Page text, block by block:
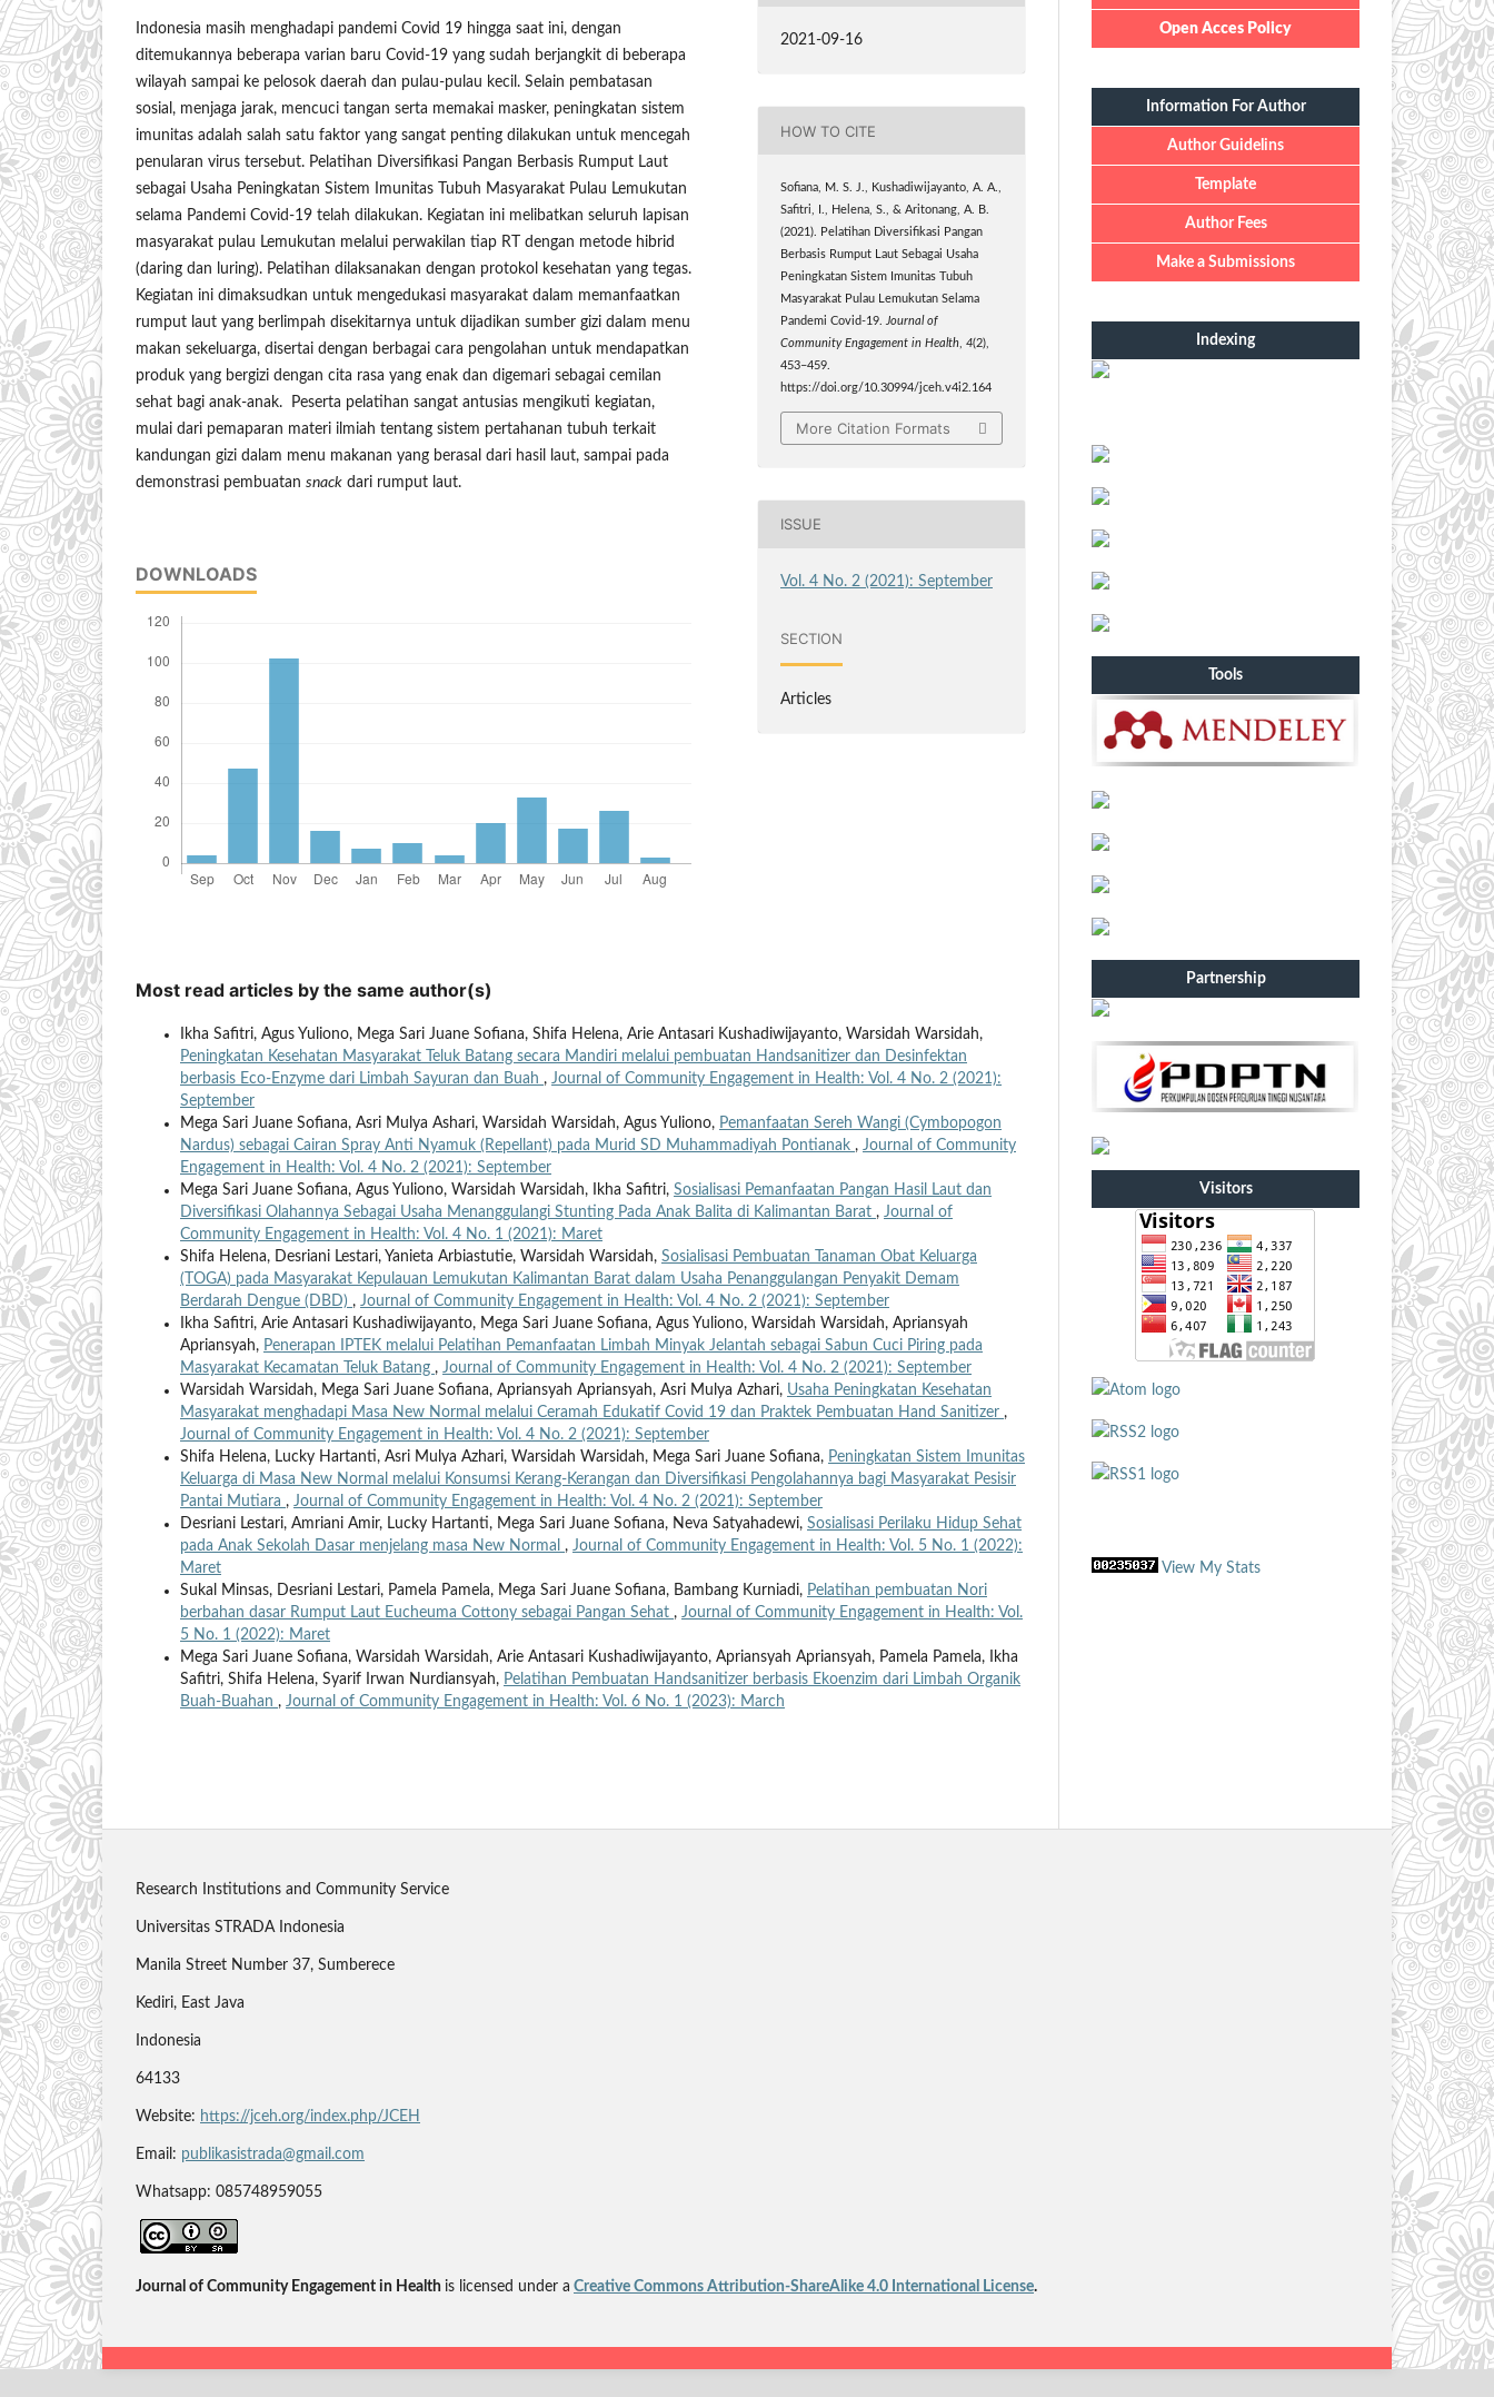
Indonesia masih menghadapi pandemi Covid 19 hingga saat ini, dengan
ditemukannya beberapa varian baru Covid-19 yang sudah berjangkit di beberapa
wilayah sampai ke pelosok daerah dan pulau-pulau kecil. Selain pembatasan
sosial, menjaga jarak, mencuci tangan serta memakai masker, peningkatan sistem
imunitas adalah salah satu faktor yang sangat penting dilakukan untuk mencegah
penularan virus tersebut. Pelatihan Diversifikasi Pangan Berbasis Rumput Laut
sebagai Usaha Peningkatan Sistem Imunitas Tubuh Masyarakat Pulau Lemukutan
selama Pandemi Covid-19 telah dilakukan. Kegiatan ini melibatkan seluruh lapisan
masyarakat pulau Lemukutan melalui perwakilan tiap RT dengan metode hibrid
(daring dan luring). Pelatihan dilaksanakan dengan protokol kesehatan yang tegas.
Kegiatan ini dimaksudkan untuk mengedukasi masyarakat dalam memanfaatkan
rumput laut yang berlimpah disekitarnya untuk dijadikan sumber gizi dalam menu
makan sekeluarga, disertai dengan berbagai cara pengolahan untuk mendapatkan
produk yang bergizi dengan cita rasa yang enak dan digemari sebagai cemilan
sehat bagi anak-anak. Peserta pelatihan sangat antusias mengikuti kegiatan,
mulai dari pemaparan materi ilmiah tentang sistem pertahanan tubuh terkait
kandungan gizi dalam menu makanan yang berasal dari hasil laut, sampai pada
demonstrasi pembuatan snack dari rumput laut.
DOWNLOADS
2021-09-16
HOW TO CITE
Sofiana, M. S. J., Kushadiwijayanto, A. A.,
Safitri, I., Helena, S., & Aritonang, A. B.
(2021). Pelatihan Diversifikasi Pangan
Berbasis Rumput Laut Sebagai Usaha
Peningkatan Sistem Imunitas Tubuh
Masyarakat Pulau Lemukutan Selama
Pandemi Covid-19.Journal of
Community Engagement in Health,4(2),
453–459.
https://doi.org/10.30994/jceh.v4i2.164
More Citation Formats
ISSUE
Vol. 4 No. 2 (2021): September
SECTION
Articles
Most read articles by the same author(s)
Ikha Safitri, Agus Yuliono, Mega Sari Juane Sofiana, Shifa Helena, Arie Antasari Kushadiwijayanto, Warsidah Warsidah,
Peningkatan Kesehatan Masyarakat Teluk Batang secara Mandiri melalui pembuatan Handsanitizer dan Desinfektan
berbasis Eco-Enzyme dari Limbah Sayuran dan Buah , Journal of Community Engagement in Health: Vol. 4 No. 2 (2021):
September
Mega Sari Juane Sofiana, Asri Mulya Ashari, Warsidah Warsidah, Agus Yuliono, Pemanfaatan Sereh Wangi (Cymbopogon
Nardus) sebagai Cairan Spray Anti Nyamuk (Repellant) pada Murid SD Muhammadiyah Pontianak , Journal of Community
Engagement in Health: Vol. 4 No. 2 (2021): September
Mega Sari Juane Sofiana, Agus Yuliono, Warsidah Warsidah, Ikha Safitri, Sosialisasi Pemanfaatan Pangan Hasil Laut dan
Diversifikasi Olahannya Sebagai Usaha Menanggulangi Stunting Pada Anak Balita di Kalimantan Barat , Journal of
Community Engagement in Health: Vol. 4 No. 1 (2021): Maret
Shifa Helena, Desriani Lestari, Yanieta Arbiastutie, Warsidah Warsidah, Sosialisasi Pembuatan Tanaman Obat Keluarga
(TOGA) pada Masyarakat Kepulauan Lemukutan Kalimantan Barat dalam Usaha Penanggulangan Penyakit Demam
Berdarah Dengue (DBD) , Journal of Community Engagement in Health: Vol. 4 No. 2 (2021): September
Ikha Safitri, Arie Antasari Kushadiwijayanto, Mega Sari Juane Sofiana, Agus Yuliono, Warsidah Warsidah, Apriansyah
Apriansyah, Penerapan IPTEK melalui Pelatihan Pemanfaatan Limbah Minyak Jelantah sebagai Sabun Cuci Piring pada
Masyarakat Kecamatan Teluk Batang , Journal of Community Engagement in Health: Vol. 4 No. 2 (2021): September
Warsidah Warsidah, Mega Sari Juane Sofiana, Apriansyah Apriansyah, Asri Mulya Azhari, Usaha Peningkatan Kesehatan
Masyarakat menghadapi Masa New Normal melalui Ceramah Edukatif Covid 19 dan Praktek Pembuatan Hand Sanitizer ,
Journal of Community Engagement in Health: Vol. 4 No. 2 (2021): September
Shifa Helena, Lucky Hartanti, Asri Mulya Azhari, Warsidah Warsidah, Mega Sari Juane Sofiana, Peningkatan Sistem Imunitas
Keluarga di Masa New Normal melalui Konsumsi Kerang-Kerangan dan Diversifikasi Pengolahannya bagi Masyarakat Pesisir
Pantai Mutiara , Journal of Community Engagement in Health: Vol. 4 No. 2 (2021): September
Desriani Lestari, Amriani Amir, Lucky Hartanti, Mega Sari Juane Sofiana, Neva Satyahadewi, Sosialisasi Perilaku Hidup Sehat
pada Anak Sekolah Dasar menjelang masa New Normal , Journal of Community Engagement in Health: Vol. 5 No. 1 (2022):
Maret
Sukal Minsas, Desriani Lestari, Pamela Pamela, Mega Sari Juane Sofiana, Bambang Kurniadi, Pelatihan pembuatan Nori
berbahan dasar Rumput Laut Eucheuma Cottony sebagai Pangan Sehat , Journal of Community Engagement in Health: Vol.
5 No. 1 (2022): Maret
Mega Sari Juane Sofiana, Warsidah Warsidah, Arie Antasari Kushadiwijayanto, Apriansyah Apriansyah, Pamela Pamela, Ikha
Safitri, Shifa Helena, Syarif Irwan Nurdiansyah, Pelatihan Pembuatan Handsanitizer berbasis Ekoenzim dari Limbah Organik
Buah-Buahan , Journal of Community Engagement in Health: Vol. 6 No. 1 (2023): March
Open Acces Policy
Information For Author
Author Guidelins
Template
Author Fees
Make a Submissions
Indexing
Tools
Partnership
Visitors
View My Stats
Research Institutions and Community Service
Universitas STRADA Indonesia
Manila Street Number 37, Sumberece
Kediri, East Java
Indonesia
64133
Website: https://jceh.org/index.php/JCEH
Email: publikasistrada@gmail.com
Whatsapp: 085748959055
Journal of Community Engagement in Health is licensed under a Creative Commons Attribution-ShareAlike 4.0 International License.